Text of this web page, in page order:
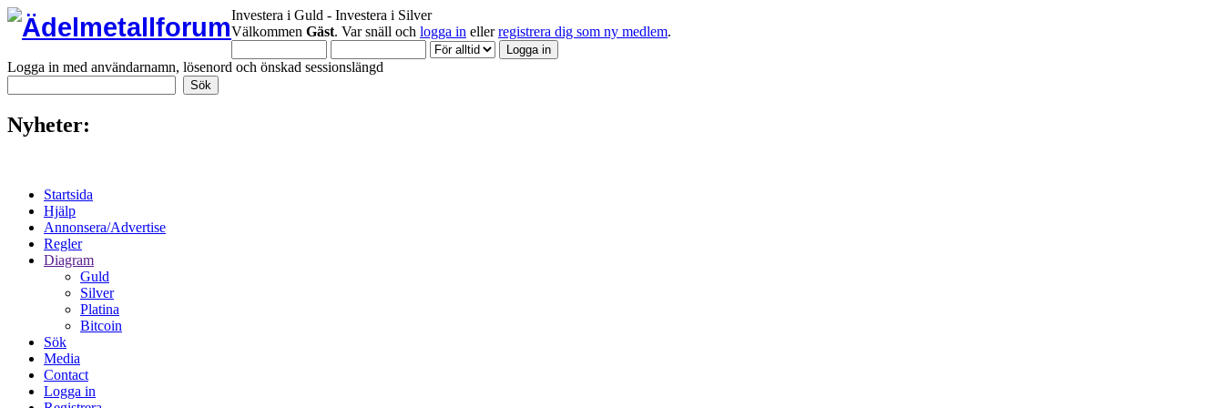
Investera i Guld - Investera i Silver
Välkommen Gäst. Var snäll och logga in ellerregistrera dig som ny medlem.
Logga in med användarnamn, lösenord och önskad sessionslängd
Nyheter:
Startsida
Hjälp
Annonsera/Advertise
Regler
Diagram
Guld
Silver
Platina
Bitcoin
Sök
Media
Contact
Logga in